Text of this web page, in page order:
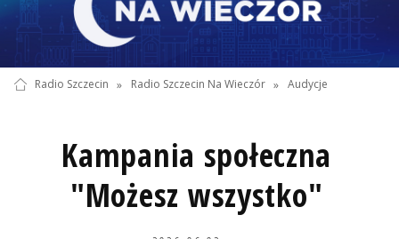
Radio Szczecin » Radio Szczecin Na Wieczór » Audycje
Kampania społeczna
"Możesz wszystko"